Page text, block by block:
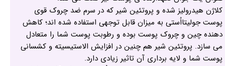
کلاژن هیدرولیز شده و پروتئین شیر که در سرم ضد چروک قوی
پوست جولیتااُستی به میزان قابل توجهی استفاده شده اند؛ کاهش
دهنده چین و چروک پوست بوده و رطوبت پوست شما را متعادل
می سازد. پروتئین شیر هم چنین در افزایش الاستیسیته و کشسانی
پوست شما و لایه برداری آن تاثیر زیادی دارد.